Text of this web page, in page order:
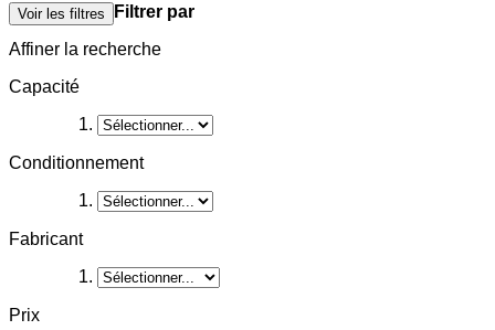
Voir les filtres
Filtrer par
Affiner la recherche
Capacité
Conditionnement
Fabricant
Prix